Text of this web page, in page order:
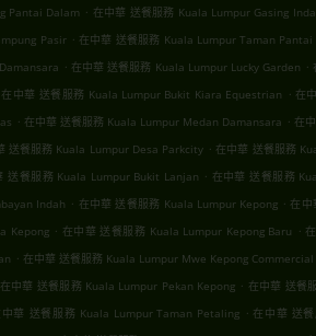
Pantai Dalam . 在中華 送餐服務 Kuala Lumpur Gasing
Pasir . 在中華 送餐服務 Kuala Lumpur Taman Pantai
. 在中華 送餐服務 Kuala Lumpur Lucky Garden .
在中華 送餐服務 Kuala Lumpur Bukit Kiara Equestrian . 在
. 在中華 送餐服務 Kuala Lumpur Medan Damansara . 在
送餐服務 Kuala Lumpur Desa Parkcity . 在中華 送餐服務
送餐服務 Kuala Lumpur Bukit Lanjan . 在中華 送餐服務
Indah . 在中華 送餐服務 Kuala Lumpur Kepong . 在
Kepong . 在中華 送餐服務 Kuala Lumpur Kepong Baru .
. 在中華 送餐服務 Kuala Lumpur Mwe Kepong
在中華 送餐服務 Kuala Lumpur Pekan Kepong . 在中華 送餐
中華 送餐服務 Kuala Lumpur Taman Petaling . 在中華 送